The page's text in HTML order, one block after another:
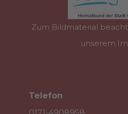
Zum Bildmaterial
unserem
Telefon